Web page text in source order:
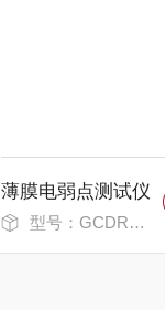
薄膜电弱点测试仪
型号：GCDRD-1500